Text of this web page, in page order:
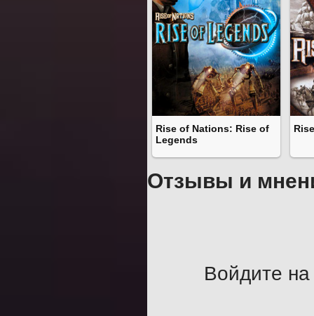
Rise of Nations: Rise of
Legends
Отзывы и
Войдите на